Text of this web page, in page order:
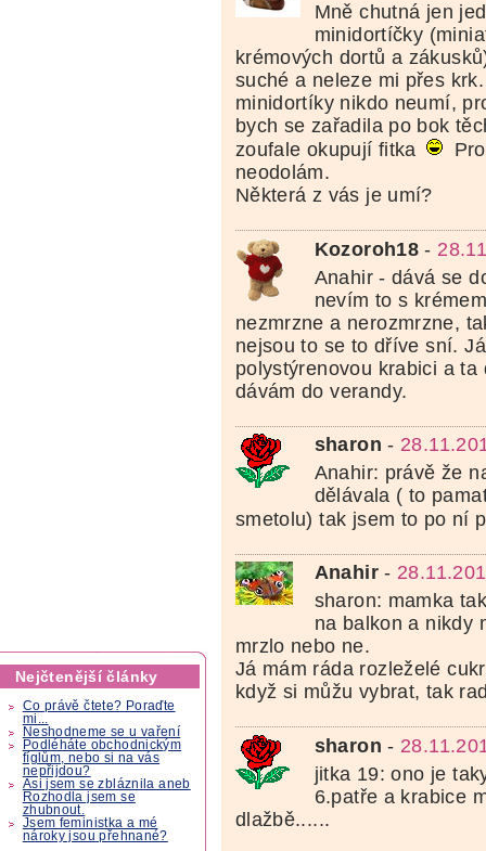
Nejčtenější články
Co právě čtete? Poraďte
mi...
Neshodneme se u vaření
Podléháte obchodnickým
fíglům, nebo si na vás
nepřijdou?
Asi jsem se zbláznila aneb
Rozhodla jsem se
zhubnout.
Jsem feministka a mé
nároky jsou přehnané?
Mně chutná jen
minidortíčky
krémových dortů a
suché a neleze mi přes
minidortíky nikdo neumí,
bych se zařadila po bok
zoufale okupují fitka
neodolám.
Některá z vás je umí?
Kozoroh18 -
Anahir - dává se
nevím to s
nezmrzne a nerozmrzne,
nejsou to se to dříve sní.
polystýrenovou krabici a ta
dávám do verandy.
sharon -
Anahir: právě že
dělávala ( to
smetolu) tak jsem to po ní
Anahir-
sharon: mamka
na balkon a nikdy
mrzlo nebo ne.
Já mám ráda rozleželé
když si můžu vybrat, tak
sharon -
jitka 19: ono je
6.patře a krabice
dlažbě......